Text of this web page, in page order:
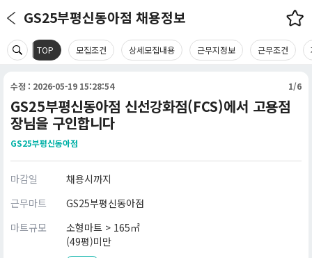
GS25부평신동아점 채용정보
TOP 모집조건 상세모집내용 근무지정보 근무조건
수정 : 2026-05-19 15:28:54 1/6
GS25부평신동아점 신선강화점(FCS)에서 고용점
장님을 구인합니다
GS25부평신동아점
마감일
채용시까지
근무마트
GS25부평신동아점
마트규모
소형마트 > 165㎡
(49평)미만